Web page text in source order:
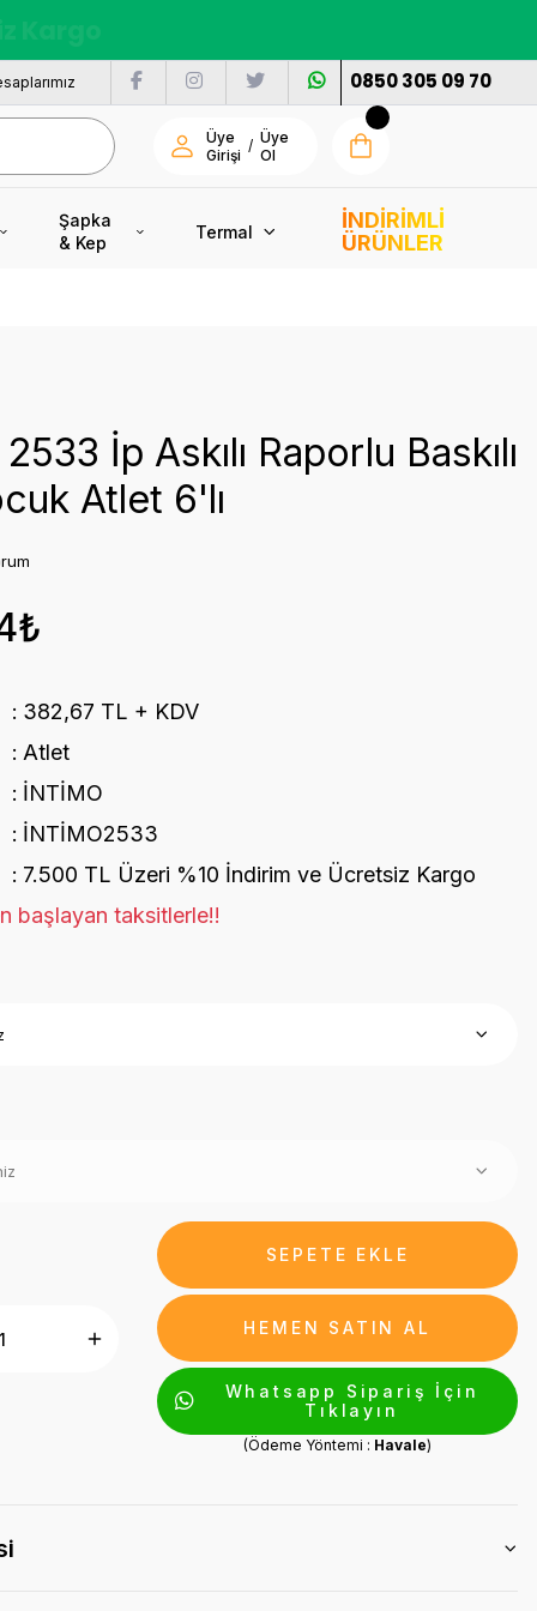
0850 305 09 70
Üye
Girişi
/ Üye
Ol
Şapka
& Kep
Termal
İNDİRİMLİ
ÜRÜNLER
İp Askılı Raporlu Baskılı
Atlet 6'lı
382,67 TL + KDV
Atlet
İNTİMO
İNTİMO2533
7.500 TL Üzeri %10 İndirim ve Ücretsiz Kargo
başlayan taksitlerle!!
SEPETE EKLE
HEMEN SATIN AL
Whatsapp Sipariş İçin
Tıklayın
(Ödeme Yöntemi : Havale)